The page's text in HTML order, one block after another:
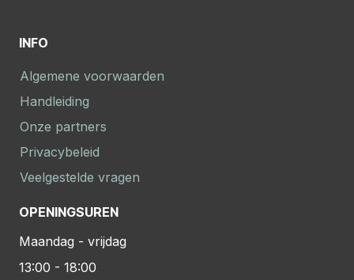
INFO
Algemene voorwaarden
Handleiding
Onze partners
Privacybeleid
Veelgestelde vragen
OPENINGSUREN
Maandag - vrijdag
13:00 - 18:00